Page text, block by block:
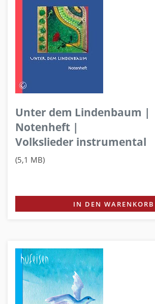
Unter dem Lindenbaum |
Notenheft |
Volkslieder instrumental
(5,1 MB)
IN DEN WARENKORB